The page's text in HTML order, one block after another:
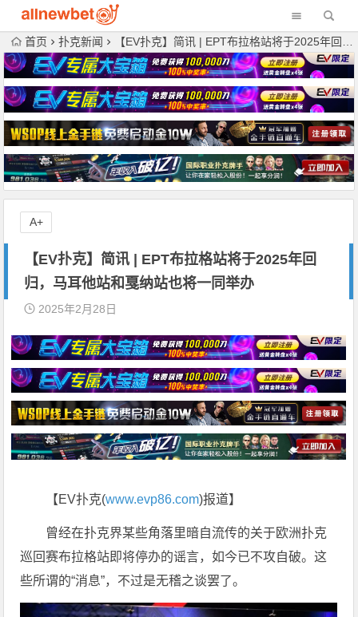
首页 扑克新闻 【EV扑克】简讯 | EPT布拉格站将于2025年回归，马耳他站和戛纳站也将一同举办
【EV扑克】简讯 | EPT布拉格站将于2025年回
归，马耳他站和戛纳站也将一同举办
2025年2月28日
【EV扑克(www.evp86.com)报道】
曾经在扑克界某些角落里暗自流传的关于欧洲扑克
巡回赛布拉格站即将停办的谣言，如今已不攻自破。这
些所谓的“消息”，不过是无稽之谈罢了。
A+